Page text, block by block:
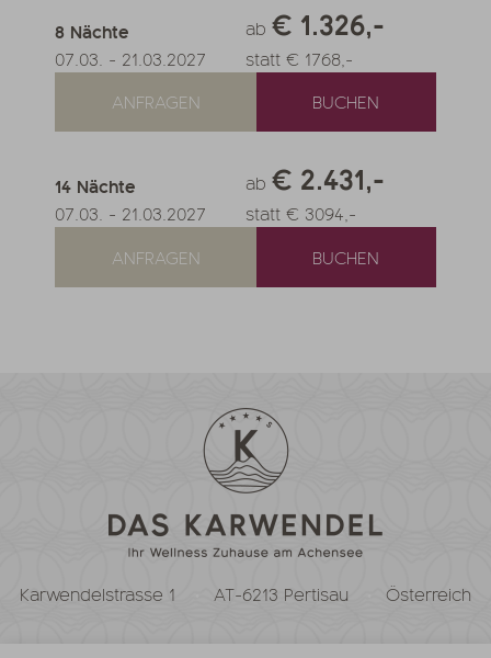
8 Nächte
07.03. - 21.03.2027
ab € 1.326,-
statt € 1768,-
ANFRAGEN
BUCHEN
14 Nächte
07.03. - 21.03.2027
ab € 2.431,-
statt € 3094,-
ANFRAGEN
BUCHEN
Karwendelstrasse 1 AT-6213 Pertisau Österreich